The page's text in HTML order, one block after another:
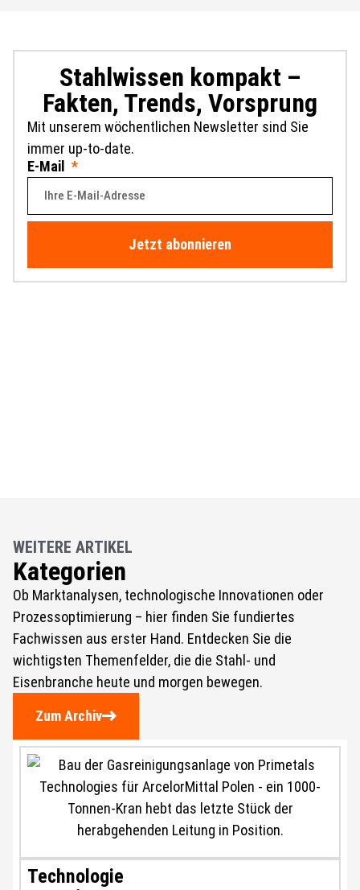
Stahlwissen kompakt –
Fakten, Trends, Vorsprung
Mit unserem wöchentlichen Newsletter sind Sie
immer up-to-date.
E-Mail
Jetzt abonnieren
WEITERE ARTIKEL
Kategorien
Ob Marktanalysen, technologische Innovationen oder
Prozessoptimierung – hier finden Sie fundiertes
Fachwissen aus erster Hand. Entdecken Sie die
wichtigsten Themenfelder, die die Stahl- und
Eisenbranche heute und morgen bewegen.
Zum Archiv
Technologie